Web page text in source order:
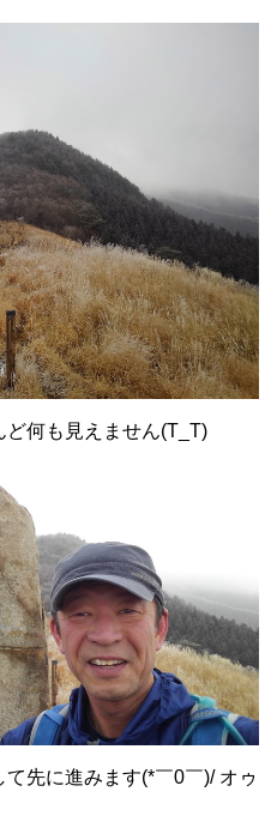
何も見えません(T_T)
先に進みます(*￣0￣)/ オゥ